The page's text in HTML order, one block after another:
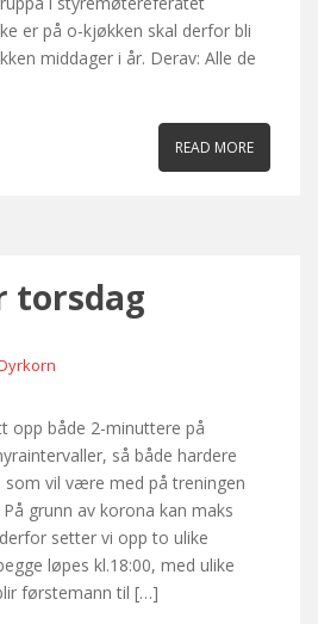
er på o-kjøkken skal derfor bli
middager i år. Derav: Alle de
READ MORE
torsdag
opp både 2-minuttere på
så både hardere
som vil være med på treningen
grunn av korona kan maks
setter vi opp to ulike
løpes kl.18:00, med ulike
førstemann til […]